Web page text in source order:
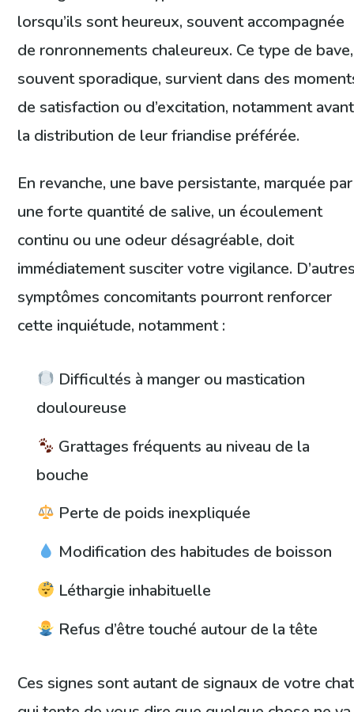
lorsqu’ils sont heureux, souvent accompagnée
de ronronnements chaleureux. Ce type de bave,
souvent sporadique, survient dans des
de satisfaction ou d’excitation, notamment avant
la distribution de leur friandise préférée.
En revanche, une bave persistante, marquée par
une forte quantité de salive, un écoulement
continu ou une odeur désagréable, doit
immédiatement susciter votre vigilance.
symptômes concomitants pourront renforcer
cette inquiétude, notamment :
Difficultés à manger ou mastication
douloureuse
Grattages fréquents au niveau de la
bouche
Perte de poids inexpliquée
Modification des habitudes de boisson
Léthargie inhabituelle
Refus d’être touché autour de la tête
Ces signes sont autant de signaux de votre chat